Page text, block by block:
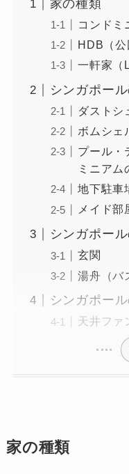
家の種類
コンドミ
HDB（公
一軒家（
シンガポー
ダストシ
ボムシェ
プール・
ミニアム
地下駐車
メイド部
シンガポー
玄関
湯舟（バ
シンガポー
天井ファ
家の種類